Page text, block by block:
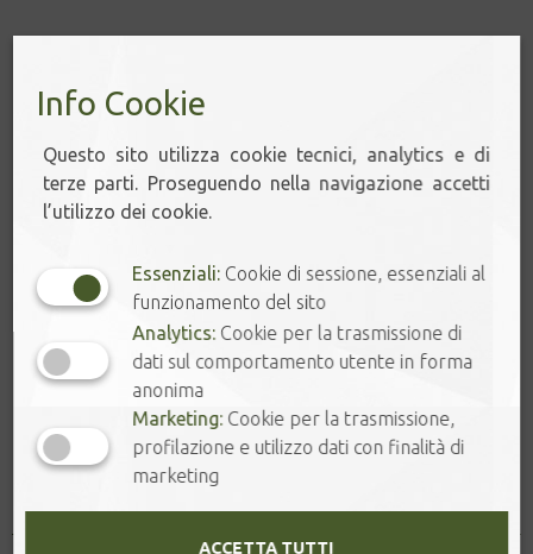
4,00€
9 disponibili
PANNA
quantità
- +
Aggiungi al carrello
Prodotti correlati
Info Cookie
Questo sito utilizza cookie tecnici, analytics e di
terze parti. Proseguendo nella navigazione accetti
l’utilizzo dei cookie.
Essenziali: Cookie di sessione, essenziali al
funzionamento del sito
Analytics: Cookie per la trasmissione di
dati sul comportamento utente in forma
anonima
Marketing: Cookie per la trasmissione,
profilazione e utilizzo dati con finalità di
marketing
ACCETTA TUTTI